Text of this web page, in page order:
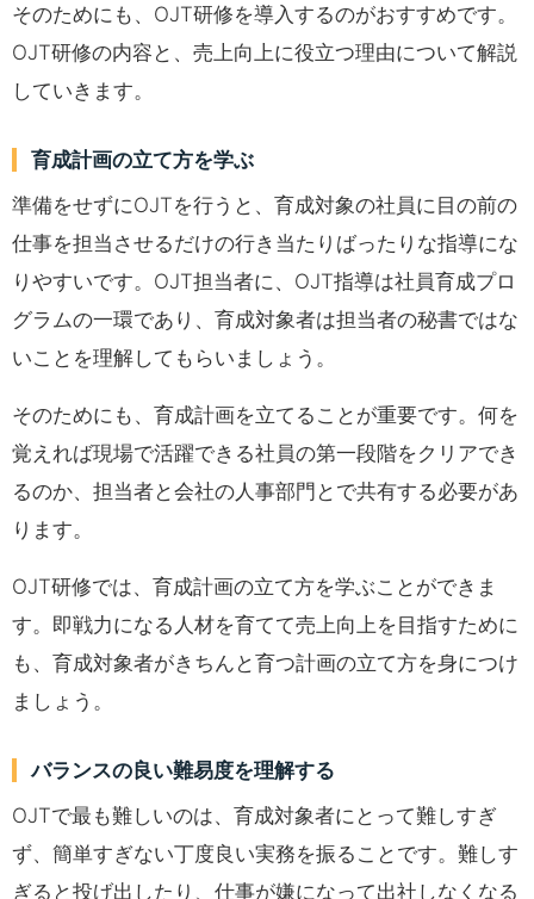
そのためにも、OJT研修を導入するのがおすすめです。
OJT研修の内容と、売上向上に役立つ理由について解説
していきます。
育成計画の立て方を学ぶ
準備をせずにOJTを行うと、育成対象の社員に目の前の
仕事を担当させるだけの行き当たりばったりな指導にな
りやすいです。OJT担当者に、OJT指導は社員育成プロ
グラムの一環であり、育成対象者は担当者の秘書ではな
いことを理解してもらいましょう。
そのためにも、育成計画を立てることが重要です。何を
覚えれば現場で活躍できる社員の第一段階をクリアでき
るのか、担当者と会社の人事部門とで共有する必要があ
ります。
OJT研修では、育成計画の立て方を学ぶことができま
す。即戦力になる人材を育てて売上向上を目指すために
も、育成対象者がきちんと育つ計画の立て方を身につけ
ましょう。
バランスの良い難易度を理解する
OJTで最も難しいのは、育成対象者にとって難しすぎ
ず、簡単すぎない丁度良い実務を振ることです。難しす
ぎると投げ出したり、仕事が嫌になって出社しなくなる